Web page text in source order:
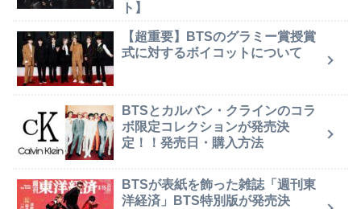
ト】
【超重要】BTSのグラミー賞授賞
式に対するボイコットについて
BTSとカルバン・クラインのコラ
ボ限定コレクションが発売決
定！！発売日・購入方法
BTSが表紙を飾った雑誌「週刊東
洋経済」BTS特別版が発売決